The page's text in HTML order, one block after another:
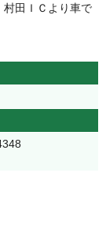
村田ＩＣより車で